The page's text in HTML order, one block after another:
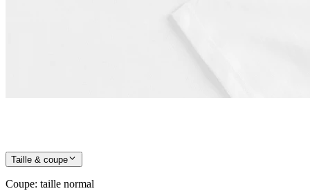
Taille & coupe
Coupe: taille normal